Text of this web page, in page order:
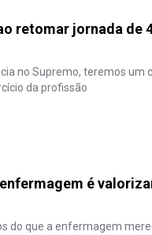
retomar jornada de
no Supremo, teremos um
da profissão
é
do que a enfermagem